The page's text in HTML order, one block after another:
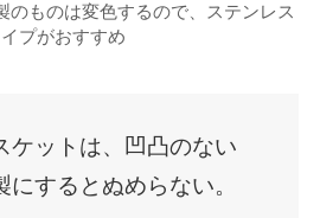
のものは変色するので、ステンレス
プがおすすめ
ケットは、凹凸のない
にするとぬめらない。